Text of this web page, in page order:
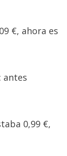
€, ahora es
: antes
0,99 €,